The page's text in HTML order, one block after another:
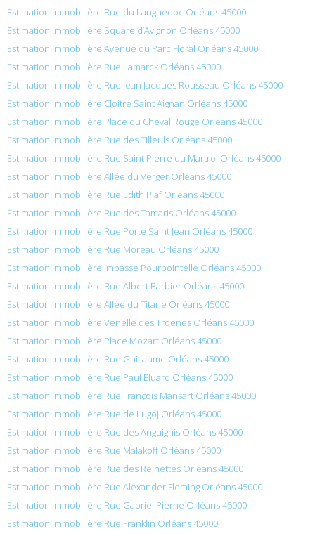
Estimation immobilière Rue du Languedoc Orléans 45000
Estimation immobilière Square d’Avignon Orléans 45000
Estimation immobilière Avenue du Parc Floral Orléans 45000
Estimation immobilière Rue Lamarck Orléans 45000
Estimation immobilière Rue Jean Jacques Rousseau Orléans 45000
Estimation immobilière Cloitre Saint Aignan Orléans 45000
Estimation immobilière Place du Cheval Rouge Orléans 45000
Estimation immobilière Rue des Tilleuls Orléans 45000
Estimation immobilière Rue Saint Pierre du Martroi Orléans 45000
Estimation immobilière Allée du Verger Orléans 45000
Estimation immobilière Rue Edith Piaf Orléans 45000
Estimation immobilière Rue des Tamaris Orléans 45000
Estimation immobilière Rue Porte Saint Jean Orléans 45000
Estimation immobilière Rue Moreau Orléans 45000
Estimation immobilière Impasse Pourpointelle Orléans 45000
Estimation immobilière Rue Albert Barbier Orléans 45000
Estimation immobilière Allée du Titane Orléans 45000
Estimation immobilière Venelle des Troenes Orléans 45000
Estimation immobilière Place Mozart Orléans 45000
Estimation immobilière Rue Guillaume Orléans 45000
Estimation immobilière Rue Paul Eluard Orléans 45000
Estimation immobilière Rue François Mansart Orléans 45000
Estimation immobilière Rue de Lugoj Orléans 45000
Estimation immobilière Rue des Anguignis Orléans 45000
Estimation immobilière Rue Malakoff Orléans 45000
Estimation immobilière Rue des Reinettes Orléans 45000
Estimation immobilière Rue Alexander Fleming Orléans 45000
Estimation immobilière Rue Gabriel Pierne Orléans 45000
Estimation immobilière Rue Franklin Orléans 45000